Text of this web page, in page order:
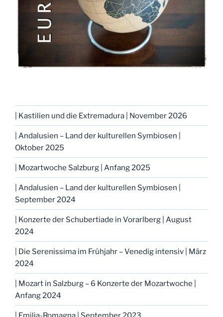
| Kastilien und die Extremadura | November 2026
| Andalusien – Land der kulturellen Symbiosen |
Oktober 2025
| Mozartwoche Salzburg | Anfang 2025
| Andalusien – Land der kulturellen Symbiosen |
September 2024
| Konzerte der Schubertiade in Vorarlberg | August
2024
| Die Serenissima im Frühjahr – Venedig intensiv | März
2024
| Mozart in Salzburg – 6 Konzerte der Mozartwoche |
Anfang 2024